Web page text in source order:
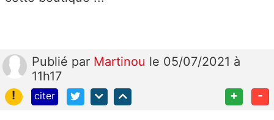
Publié par Martinou le 05/07/2021 à
11h17
!
citer + -